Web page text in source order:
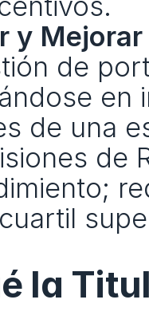
y Mejorar
de
en
de una
de
la